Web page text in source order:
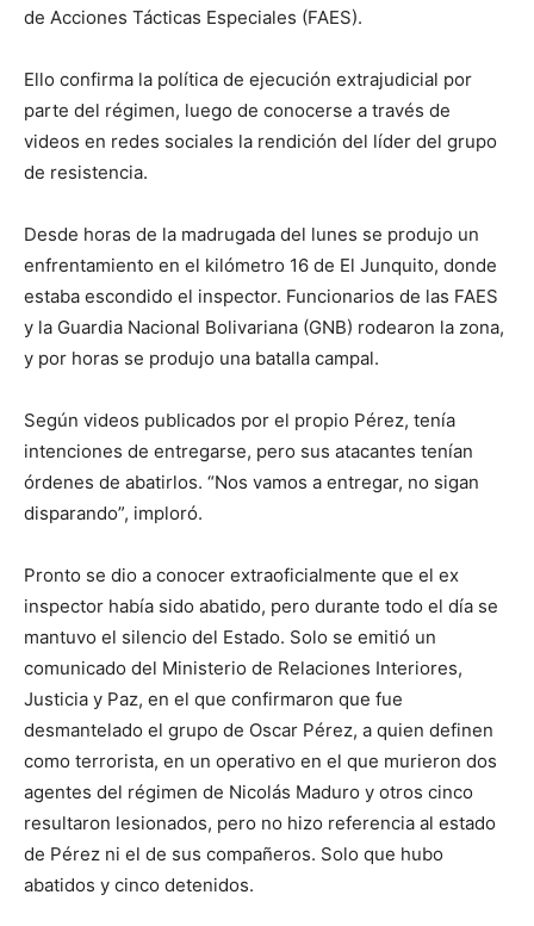
de Acciones Tácticas Especiales (FAES).
Ello confirma la política de ejecución extrajudicial por
parte del régimen, luego de conocerse a través de
videos en redes sociales la rendición del líder del grupo
de resistencia.
Desde horas de la madrugada del lunes se produjo un
enfrentamiento en el kilómetro 16 de El Junquito, donde
estaba escondido el inspector. Funcionarios de las FAES
y la Guardia Nacional Bolivariana (GNB) rodearon la zona,
y por horas se produjo una batalla campal.
Según videos publicados por el propio Pérez, tenía
intenciones de entregarse, pero sus atacantes tenían
órdenes de abatirlos. “Nos vamos a entregar, no sigan
disparando”, imploró.
Pronto se dio a conocer extraoficialmente que el ex
inspector había sido abatido, pero durante todo el día se
mantuvo el silencio del Estado. Solo se emitió un
comunicado del Ministerio de Relaciones Interiores,
Justicia y Paz, en el que confirmaron que fue
desmantelado el grupo de Oscar Pérez, a quien definen
como terrorista, en un operativo en el que murieron dos
agentes del régimen de Nicolás Maduro y otros cinco
resultaron lesionados, pero no hizo referencia al estado
de Pérez ni el de sus compañeros. Solo que hubo
abatidos y cinco detenidos.